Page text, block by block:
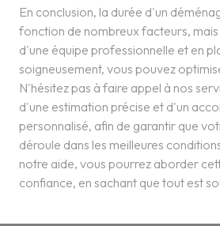
En conclusion, la durée d'un
fonction de nombreux facteurs,
d'une équipe professionnelle et en
soigneusement, vous pouvez
N'hésitez pas à faire appel à nos
d'une estimation précise et d'un
personnalisé, afin de garantir que
déroule dans les meilleures
notre aide, vous pourrez aborder
confiance, en sachant que tout est